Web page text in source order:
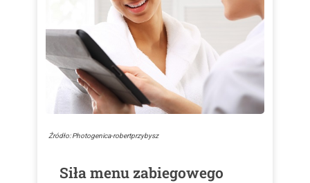
Źródło: Photogenica-robertprzybysz
Siła menu zabiegowego